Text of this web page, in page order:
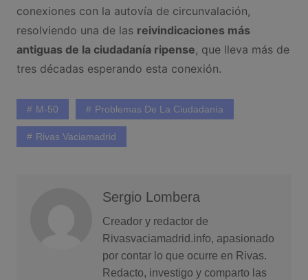
conexiones con la autovía de circunvalación,
resolviendo una de las reivindicaciones más
antiguas de la ciudadanía ripense, que lleva más de
tres décadas esperando esta conexión.
M-50 Problemas De La Ciudadanía
Rivas Vaciamadrid
Sergio Lombera
Creador y redactor de
Rivasvaciamadrid.info, apasionado
por contar lo que ocurre en Rivas.
Redacto, investigo y comparto las